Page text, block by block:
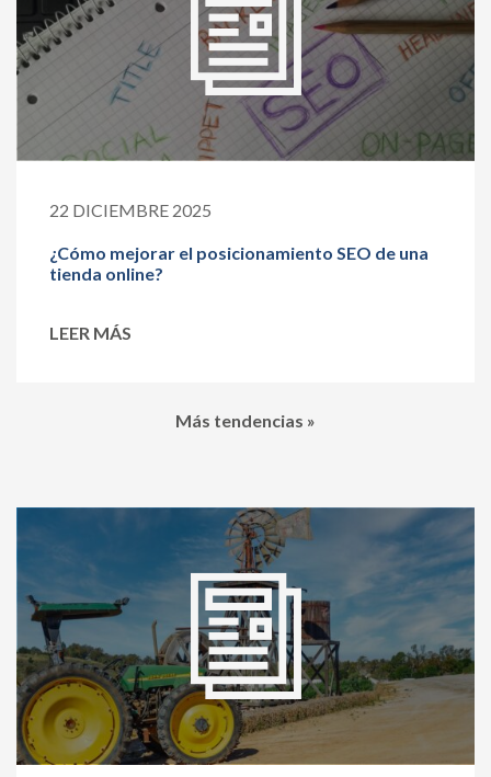
22 DICIEMBRE 2025
¿Cómo mejorar el posicionamiento SEO de una
tienda online?
LEER MÁS
Más tendencias »